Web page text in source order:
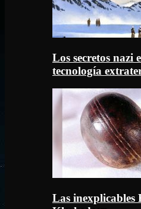
Los secretos
tecnología
Las inexplicables